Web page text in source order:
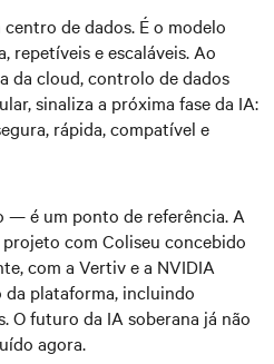
de dados. É o modelo
repetíveis e escaláveis. Ao
da cloud, controlo de dados
sinaliza a próxima fase da IA:
rápida, compatível e
— é um ponto de referência. A
com Coliseu concebido
com a Vertiv e a NVIDIA
plataforma, incluindo
O futuro da IA soberana já não
agora.